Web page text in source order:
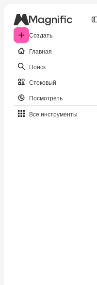
Создать
Главная
Поиск
Стоковый
Посмотреть
Все инструменты